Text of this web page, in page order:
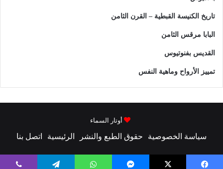
تاريخ الكنيسة القبطية – القرن الثامن
البابا مرقس الثامن
القديس بفنوتيوس
تمييز الأرواح وماهية النفس
أوتار السماء
سياسة الخصوصية حقوق الطبع والنشر الرئيسية اتصل بنا